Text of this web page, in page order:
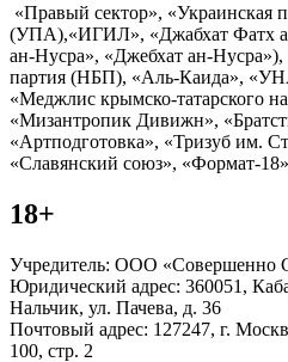
«Правый сектор», «Украинская
(УПА),«ИГИЛ», «Джабхат Фатх
ан-Нусра», «Джебхат ан-
партия (НБП), «Аль-Каида»,
«Меджлис крымско-татарского
«Мизантропик Дивижн»,
«Артподготовка», «Тризуб им.
«Славянский союз», «Формат-
18+
Учредитель: ООО «Совершенно
Юридический адрес: 360051,
Нальчик, ул. Пачева, д. 36
Почтовый адрес: 127247, г.
100, стр. 2